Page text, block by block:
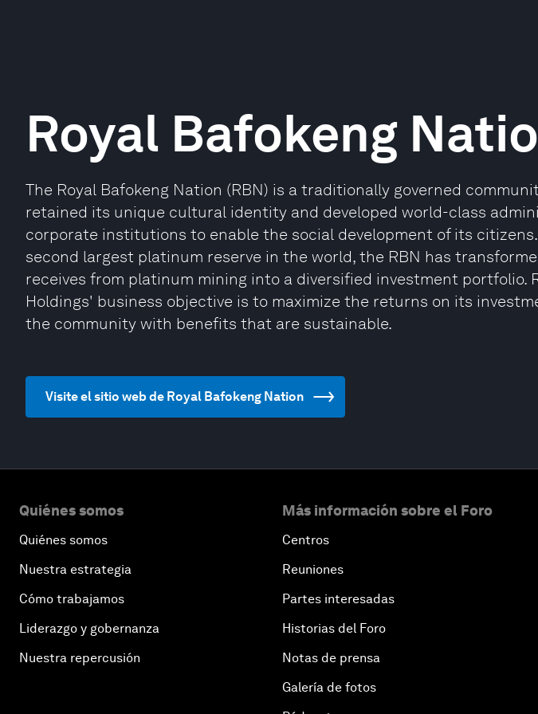
Royal Bafokeng
The Royal Bafokeng Nation (RBN) is a traditionally governed
retained its unique cultural identity and developed world-class
corporate institutions to enable the social development of its
second largest platinum reserve in the world, the RBN has
receives from platinum mining into a diversified investment portfolio.
Holdings' business objective is to maximize the returns on its
the community with benefits that are sustainable.
Visite el sitio web de Royal Bafokeng Nation
Quiénes somos
Quiénes somos
Nuestra estrategia
Cómo trabajamos
Liderazgo y gobernanza
Nuestra repercusión
Más información sobre el Foro
Centros
Reuniones
Partes interesadas
Historias del Foro
Notas de prensa
Galería de fotos